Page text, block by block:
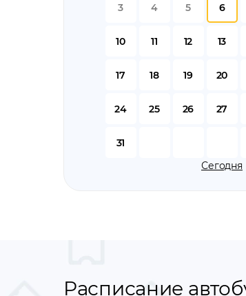
3 4 5 6
10 11 12 13
17 18 19 20
24 25 26 27
31
Сегодня
Расписание